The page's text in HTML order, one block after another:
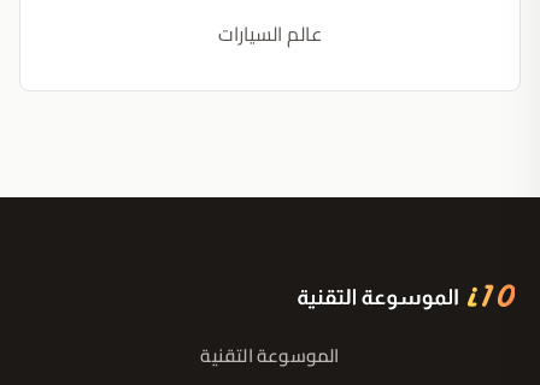
عالم السيارات
الموسوعة التقنية